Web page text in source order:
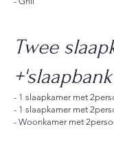
Twee
- 1 slaapkamer met
- 1 slaapkamer met
- Woonkamer met